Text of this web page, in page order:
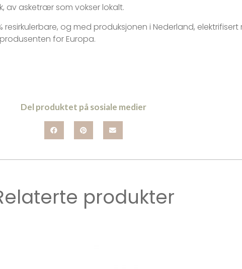
av asketrær som vokser lokalt.
resirkulerbare, og med produksjonen i Nederland,
for Europa.
Del produktet på sosiale medier
produkter